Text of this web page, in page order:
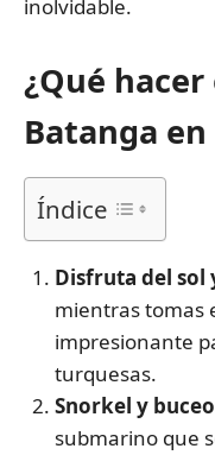
inolvidable.
¿Qué hacer
Batanga
Índice
Disfruta del sol
mientras tomas
impresionante
turquesas.
Snorkel y buceo
submarino que